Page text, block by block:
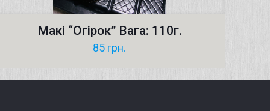
Макі “Oгірок” Вага: 110г.
85 грн.